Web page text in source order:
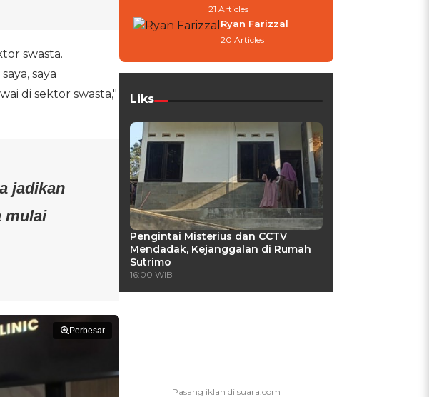
swasta.
saya
di sektor swasta,"
jadikan
mulai
Perbesar
21 Articles
Ryan Farizzal
20 Articles
Liks
Pengintai Misterius dan CCTV
Mendadak, Kejanggalan di Rumah
Sutrimo
16:00 WIB